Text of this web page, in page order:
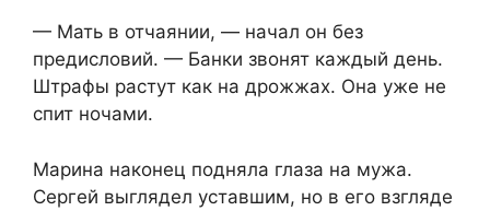
— Мать в отчаянии, — начал он без
предисловий. — Банки звонят каждый день.
Штрафы растут как на дрожжах. Она уже не
спит ночами.
Марина наконец подняла глаза на мужа.
Сергей выглядел уставшим, но в его взгляде